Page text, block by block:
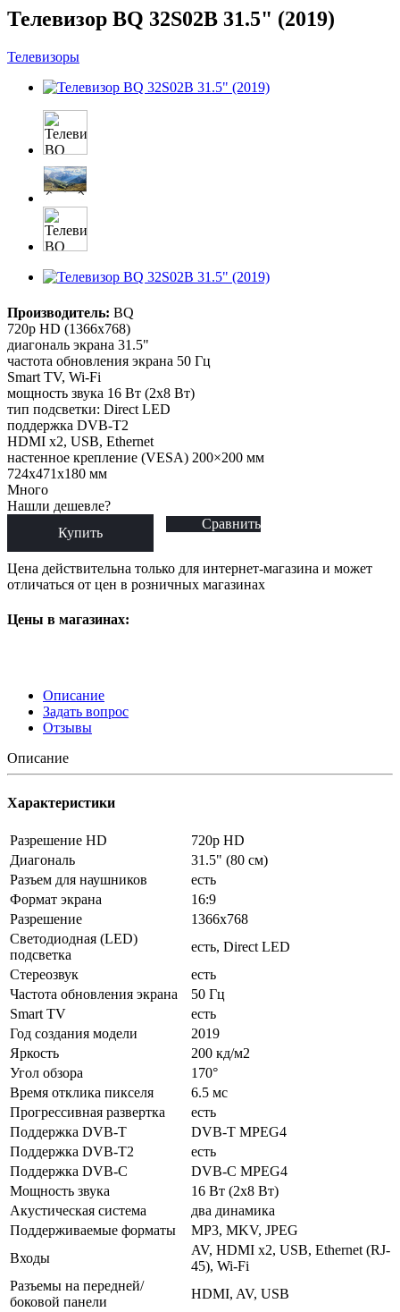
Телевизор BQ 32S02B 31.5" (2019)
Телевизоры
Производитель: BQ
720p HD (1366x768)
диагональ экрана 31.5"
частота обновления экрана 50 Гц
Smart TV, Wi-Fi
мощность звука 16 Вт (2х8 Вт)
тип подсветки: Direct LED
поддержка DVB-T2
HDMI x2, USB, Ethernet
настенное крепление (VESA) 200×200 мм
724x471x180 мм
Много
Нашли дешевле?
Купить
Сравнить
Цена действительна только для интернет-магазина и может
отличаться от цен в розничных магазинах
Цены в магазинах:
Описание
Задать вопрос
Отзывы
Описание
Характеристики
Разрешение HD
720p HD
Диагональ
31.5" (80 см)
Разъем для наушников
есть
Формат экрана
16:9
Разрешение
1366x768
Светодиодная (LED)
подсветка
есть, Direct LED
Стереозвук
есть
Частота обновления экрана
50 Гц
Smart TV
есть
Год создания модели
2019
Яркость
200 кд/м2
Угол обзора
170°
Время отклика пикселя
6.5 мс
Прогрессивная развертка
есть
Поддержка DVB-T
DVB-T MPEG4
Поддержка DVB-T2
есть
Поддержка DVB-C
DVB-C MPEG4
Мощность звука
16 Вт (2х8 Вт)
Акустическая система
два динамика
Поддерживаемые форматы
MP3, MKV, JPEG
Входы
AV, HDMI x2, USB, Ethernet (RJ-
45), Wi-Fi
Разъемы на передней/
боковой панели
HDMI, AV, USB